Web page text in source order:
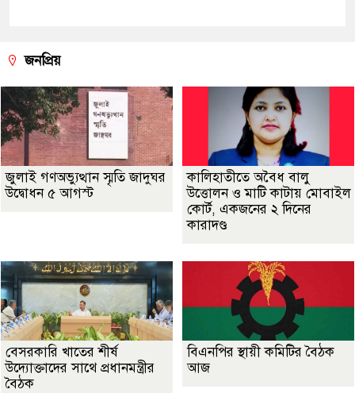
জনপ্রিয়
জুলাই গণঅভ্যুত্থান স্মৃতি জাদুঘর
উদ্বোধন ৫ আগস্ট
কালিহাতীতে অবৈধ বালু
উত্তোলন ও মাটি কাটায় মোবাইল
কোর্ট, একজনের ২ দিনের
কারাদণ্ড
বেসরকারি খাতের শীর্ষ
উদ্যোক্তাদের সাথে প্রধানমন্ত্রীর
বৈঠক
বিএনপির স্থায়ী কমিটির বৈঠক
আজ